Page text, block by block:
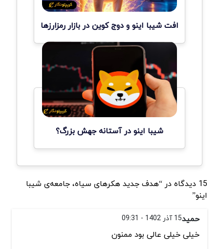
افت شیبا اینو و دوج کوین در بازار رمزارزها
شیبا اینو در آستانه جهش بزرگ؟
15 دیدگاه در “هدف جدید هکرهای سیاه، جامعه‌ی شیبا
اینو”
حمید15 آذر 1402 - 09:31
خیلی خیلی عالی بود ممنون